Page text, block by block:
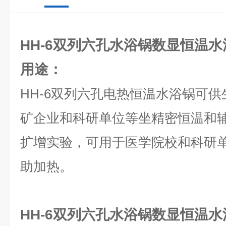
HH-6双列六孔水浴锅数显恒温
用途：
HH-6双列六孔电热恒温水浴锅可
矿企业和科研单位等坐精密恒温和
扩增实验，可用于医学院校和科研
助加热。
HH-6双列六孔水浴锅数显恒温